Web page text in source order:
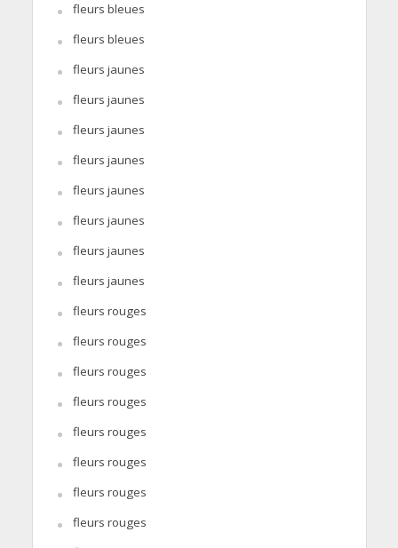
fleurs bleues
fleurs bleues
fleurs jaunes
fleurs jaunes
fleurs jaunes
fleurs jaunes
fleurs jaunes
fleurs jaunes
fleurs jaunes
fleurs jaunes
fleurs rouges
fleurs rouges
fleurs rouges
fleurs rouges
fleurs rouges
fleurs rouges
fleurs rouges
fleurs rouges